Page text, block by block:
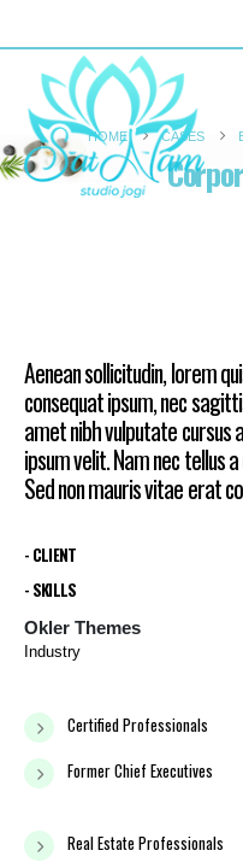
HOME CASES
Aenean sollicitudin, lorem
consequat ipsum, nec
amet nibh vulputate cursus
ipsum velit. Nam nec tellus
Sed non mauris vitae erat
- CLIENT
- SKILLS
Okler Themes
Industry
Certified Professionals
Former Chief Executives
Real Estate Professionals